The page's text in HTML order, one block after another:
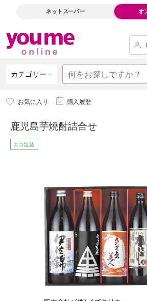
ネットスーパー オ
カテゴリー
お気に入り 購入履歴
鹿児島芋焼酎詰合せ